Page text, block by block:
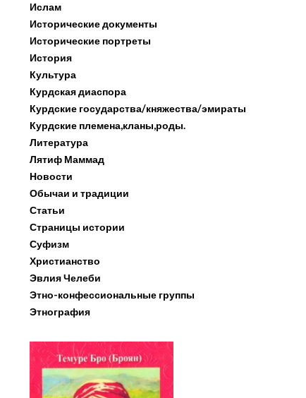
Ислам
Исторические документы
Исторические портреты
История
Культура
Курдская диаспора
Курдские государства/княжества/эмираты
Курдские племена,кланы,роды.
Литература
Лятиф Маммад
Новости
Обычаи и традиции
Статьи
Страницы истории
Суфизм
Христианство
Эвлия Челеби
Этно-конфессиональные группы
Этнография